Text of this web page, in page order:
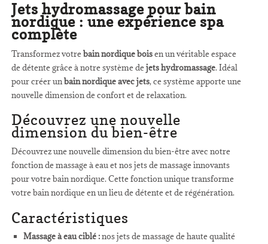
Jets hydromassage pour bain
nordique : une expérience spa
complète
Transformez votrebain nordique boisen un véritable espace
de détente grâce à notre système dejets hydromassage. Idéal
pour créer unbain nordique avec jets, ce système apporte une
nouvelle dimension de confort et de relaxation.
Découvrez une nouvelle
dimension du bien-être
Découvrez une nouvelle dimension du bien-être avec notre
fonction de massage à eau et nos jets de massage innovants
pour votre bain nordique. Cette fonction unique transforme
votre bain nordique en un lieu de détente et de régénération.
Caractéristiques
Massage à eau ciblé :nos jets de massage de haute qualité